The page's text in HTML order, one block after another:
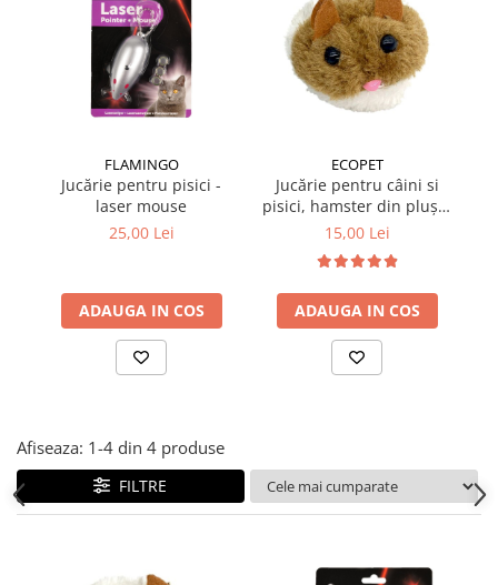
Suplimente și vitamine păsări și
Antidiareice
FLAMINGO
Jucărie pentru pisici -
laser mouse
25,00 Lei
ADAUGA IN COS
ECOPET
Jucărie pentru câini si
pisici, hamster din pluș 8
cm
15,00 Lei
ADAUGA IN COS
Afiseaza: 1-4 din 4 produse
FILTRE